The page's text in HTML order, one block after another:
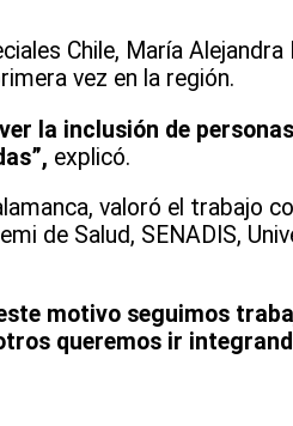
Chile, María Alejandra
vez en la región.
la inclusión de
explicó.
valoró el trabajo
de Salud, SENADIS,
motivo seguimos
queremos ir